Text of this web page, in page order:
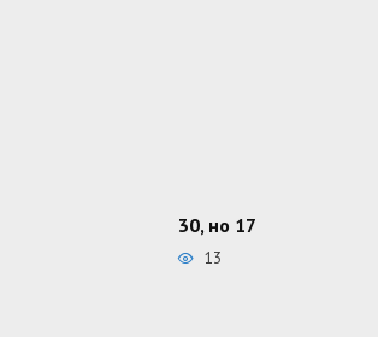
30, но 17
13